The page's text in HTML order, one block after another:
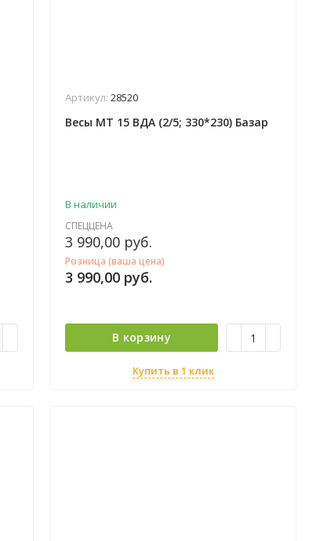
Артикул:28520
Весы МТ 15 ВДА (2/5; 330*230) Базар
В наличии
СПЕЦЦЕНА
3 990,00 руб.
Розница (ваша цена)
3 990,00 руб.
В корзину
Купить в 1 клик